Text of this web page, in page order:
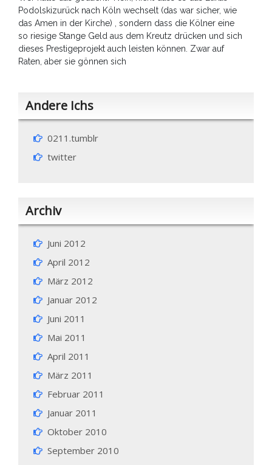
Podolskizurück nach Köln wechselt (das war sicher, wie
das Amen in der Kirche) , sondern dass die Kölner eine
so riesige Stange Geld aus dem Kreutz drücken und sich
dieses Prestigeprojekt auch leisten können. Zwar auf
Raten, aber sie gönnen sich
Andere Ichs
0211.tumblr
twitter
Archiv
Juni 2012
April 2012
März 2012
Januar 2012
Juni 2011
Mai 2011
April 2011
März 2011
Februar 2011
Januar 2011
Oktober 2010
September 2010